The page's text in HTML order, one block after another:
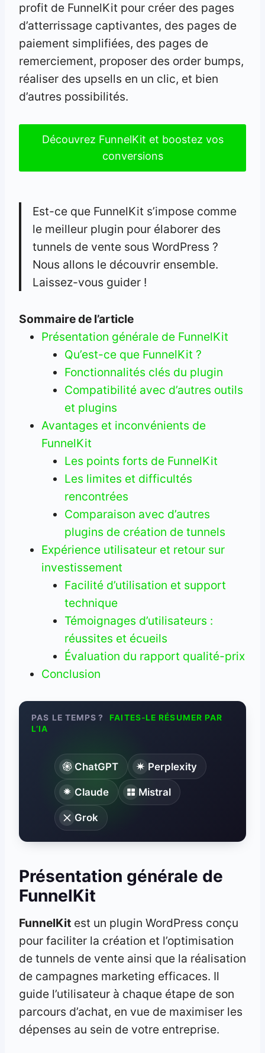
profit de FunnelKit pour créer des pages
d’atterrissage captivantes, des pages de
paiement simplifiées, des pages de
remerciement, proposer des order bumps,
réaliser des upsells en un clic, et bien
d’autres possibilités.
Découvrez FunnelKit et boostez vos
conversions
Est-ce que FunnelKit s’impose comme
le meilleur plugin pour élaborer des
tunnels de vente sous WordPress ?
Nous allons le découvrir ensemble.
Laissez-vous guider !
Sommaire de l’article
Présentation générale de FunnelKit
Qu’est-ce que FunnelKit ?
Fonctionnalités clés du plugin
Compatibilité avec d’autres outils
et plugins
Avantages et inconvénients de
FunnelKit
Les points forts de FunnelKit
Les limites et difficultés
rencontrées
Comparaison avec d’autres
plugins de création de tunnels
Expérience utilisateur et retour sur
investissement
Facilité d’utilisation et support
technique
Témoignages d’utilisateurs :
réussites et écueils
Évaluation du rapport qualité-prix
Conclusion
PAS LE TEMPS ?
FAITES-LE RÉSUMER PAR
L’IA
ChatGPT Perplexity
Claude Mistral
Grok
Présentation générale de
FunnelKit
FunnelKit est un plugin WordPress conçu
pour faciliter la création et l’optimisation
de tunnels de vente ainsi que la réalisation
de campagnes marketing efficaces. Il
guide l’utilisateur à chaque étape de son
parcours d’achat, en vue de maximiser les
dépenses au sein de votre entreprise.